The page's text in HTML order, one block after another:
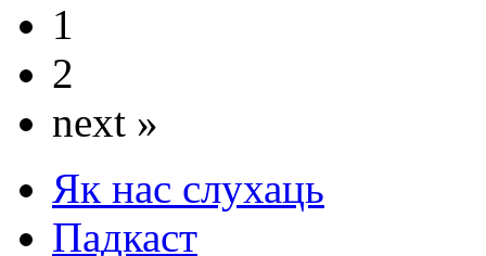
1
2
next »
Як нас слухаць
Падкаст